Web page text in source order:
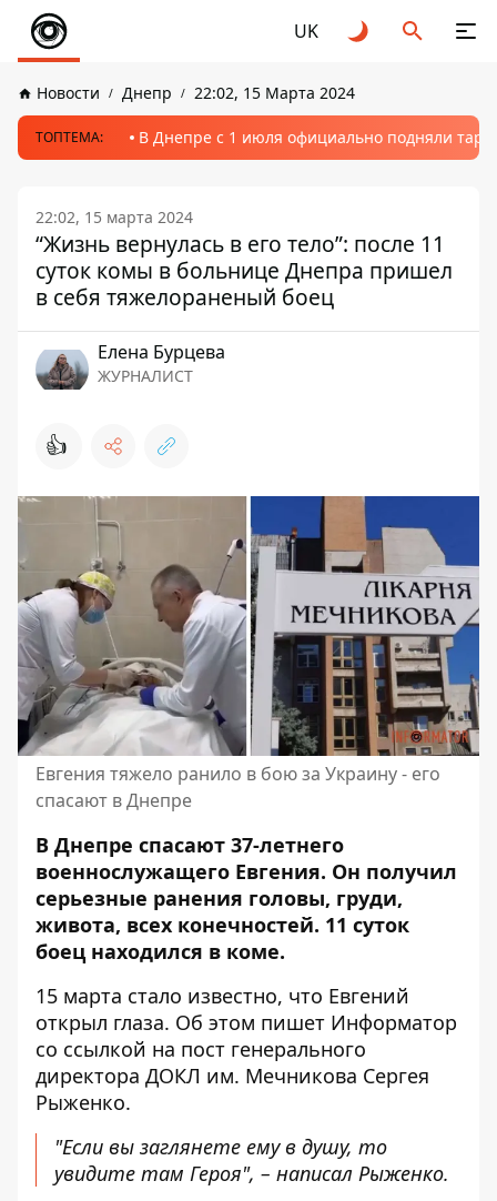
UK
Новости Днепр 22:02, 15 Марта 2024
ТОПТЕМА: В Днепре с 1 июля официально подняли
22:02, 15 марта 2024
“Жизнь вернулась в его тело”: после 11
суток комы в больнице Днепра пришел
в себя тяжелораненый боец
Елена Бурцева
ЖУРНАЛИСТ
👍
Евгения тяжело ранило в бою за Украину - его
спасают в Днепре
В Днепре спасают 37-летнего
военнослужащего Евгения. Он получил
серьезные ранения головы, груди,
живота, всех конечностей. 11 суток
боец ​​находился в коме.
15 марта стало известно, что Евгений
открыл глаза. Об этом пишет Информатор
со ссылкой на пост генерального
директора ДОКЛ им. Мечникова Сергея
Рыженко.
"Если вы заглянете ему в душу, то
увидите там Героя", – написал Рыженко.